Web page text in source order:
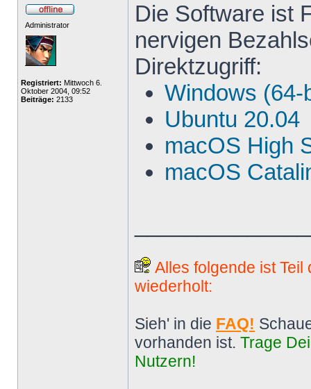
Administrator
Registriert: Mittwoch 6.
Oktober 2004, 09:52
Beiträge: 2133
Die Software ist
nervigen
Direktzugriff:
Windows (64-
Ubuntu 20.04
macOS High
macOS
Alles folgende ist
wiederholt:
Sieh' in die FAQ!
vorhanden ist. Trage
Nutzern!